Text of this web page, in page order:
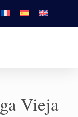
Vieja